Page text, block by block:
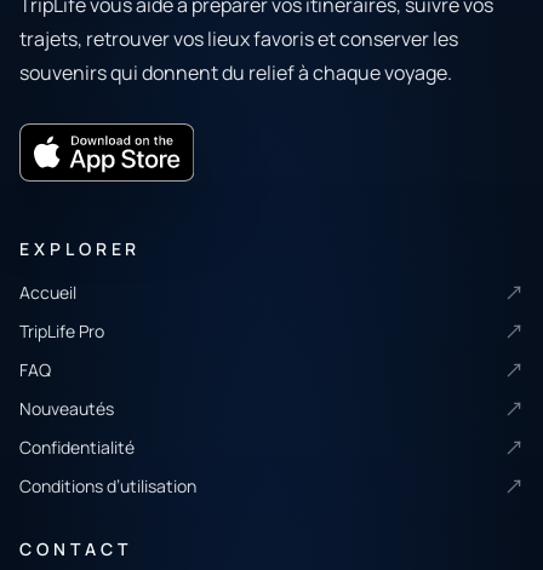
trajets, retrouver vos lieux favoris et conserver les
souvenirs qui donnent du relief à chaque voyage.
EXPLORER
Accueil
TripLife Pro
FAQ
Nouveautés
Confidentialité
Conditions d’utilisation
CONTACT